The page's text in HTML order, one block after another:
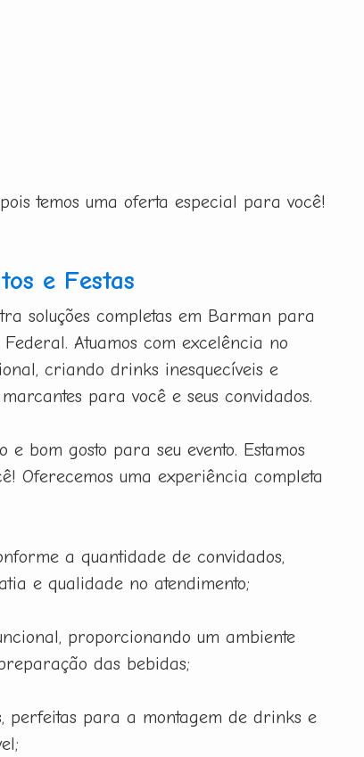
temos uma oferta especial para você!
e Festas
soluções completas em Barman para
Federal. Atuamos com excelência no
criando drinks inesquecíveis e
para você e seus convidados.
e bom gosto para seu evento. Estamos
Oferecemos uma experiência completa
a quantidade de convidados,
e qualidade no atendimento;
proporcionando um ambiente
das bebidas;
perfeitas para a montagem de drinks e